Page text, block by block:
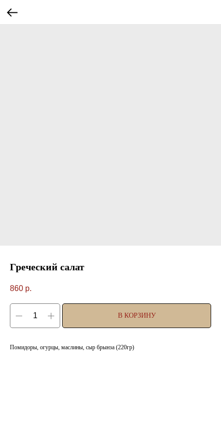
Греческий салат
860 р.
В КОРЗИНУ
Помидоры, огурцы, маслины, сыр брынза (220гр)